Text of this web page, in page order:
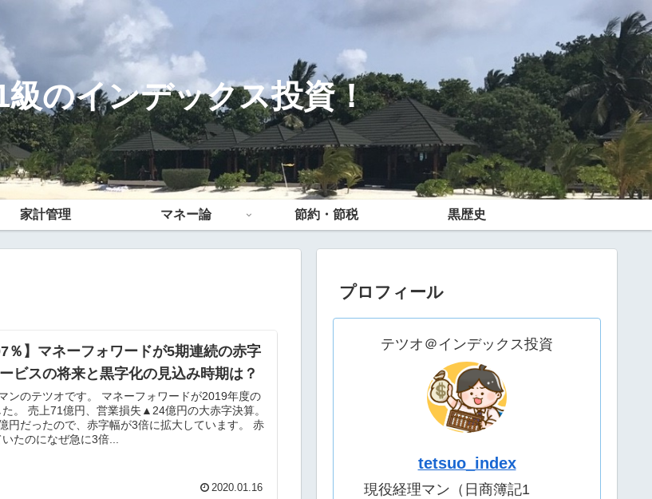
級のインデックス投資！
家計管理 マネー論 節約・節税 黒歴史
％】マネーフォワードが5期連続の赤字
ビスの将来と黒字化の見込み時期は？
ンのテツオです。 マネーフォワードが2019年度の
。 売上71億円、営業損失▲24億円の大赤字決算。
円だったので、赤字幅が3倍に拡大しています。 赤
たのになぜ急に3倍...
2020.01.16
プロフィール
テツオ＠インデックス投資
tetsuo_index
現役経理マン（日商簿記1